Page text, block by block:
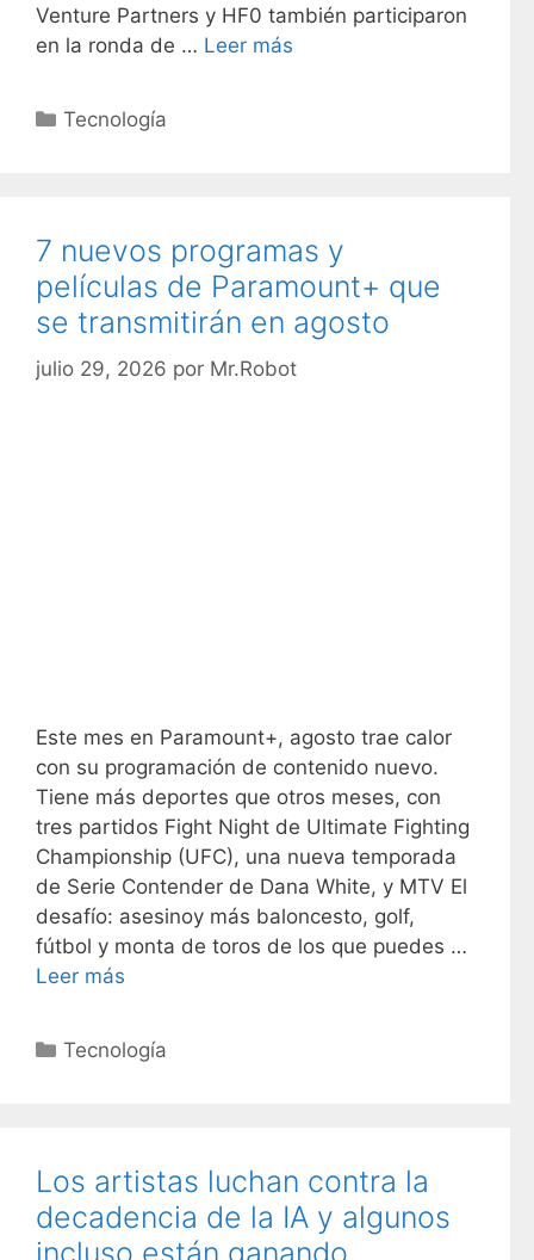
Venture Partners y HF0 también participaron
en la ronda de … Leer más
C
o
r
í
s
Tecnología
7 nuevos programas y
películas de Paramount+ que
se transmitirán en agosto
julio 29, 2026 por Mr.Robot
Este mes en Paramount+, agosto trae calor
con su programación de contenido nuevo.
Tiene más deportes que otros meses, con
tres partidos Fight Night de Ultimate Fighting
Championship (UFC), una nueva temporada
de Serie Contender de Dana White, y MTV El
desafío: asesinoy más baloncesto, golf,
fútbol y monta de toros de los que puedes …
Leer más
C
o
r
í
Tecnología
Los artistas luchan contra la
decadencia de la IA y algunos
incluso están ganando